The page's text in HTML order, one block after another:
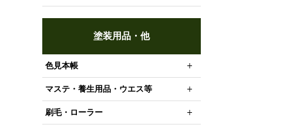
塗装用品・他
色見本帳
マステ・養生用品・ウエス等
刷毛・ローラー